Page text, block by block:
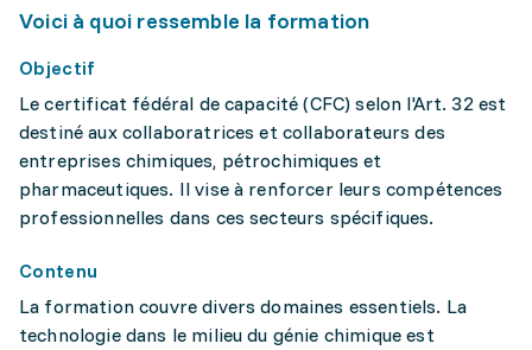
Voici à quoi ressemble la formation
Objectif
Le certificat fédéral de capacité (CFC) selon l'Art. 32 est
destiné aux collaboratrices et collaborateurs des
entreprises chimiques, pétrochimiques et
pharmaceutiques. Il vise à renforcer leurs compétences
professionnelles dans ces secteurs spécifiques.
Contenu
La formation couvre divers domaines essentiels. La
technologie dans le milieu du génie chimique est